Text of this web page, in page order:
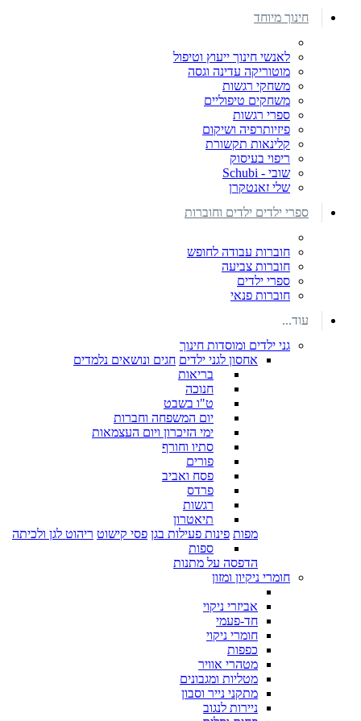
חינוך מיוחד
לאנשי חינוך ייעוץ וטיפול
מוטוריקה עדינה וגסה
משחקי רגשות
משחקים טיפוליים
ספרי רגשות
פיזיותרפיה ושיקום
קלינאות תקשורת
ריפוי בעיסוק
שובי - Schubi
שלי זאנטקרן
ספרי ילדים ילדים וחוברות
חוברות עבודה לחופש
חוברות צביעה
ספרי ילדים
חוברות פנאי
עוד...
גני ילדים ומוסדות חינוך
אחסון לגני ילדים חגים ונושאים נלמדים
בריאות
חנוכה
ט"ו בשבט
יום המשפחה וחברות
ימי הזיכרון ויום העצמאות
סתיו וחורף
פורים
פסח ואביב
פרדס
רגשות
תיאטרון
מפות פינות פעילות בגן פסי קישוט ריהוט לגן ולכיתה
ספות
הדפסה על מתנות
חומרי ניקיון ומזון
אביזרי ניקוי
חד-פעמי
חומרי ניקוי
כפפות
מטהרי אוויר
מטליות ומגבונים
מתקני נייר וסבון
ניירות לנגוב